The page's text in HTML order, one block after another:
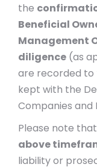
the
Beneficial
Management
diligence (as
are recorded to
kept with the
Companies and
Please note that
above
liability or